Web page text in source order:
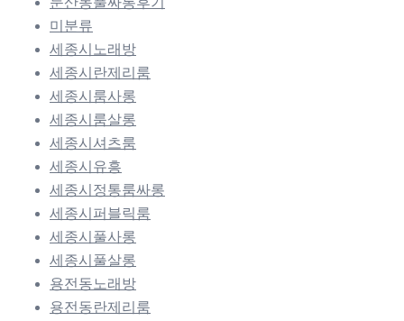
미분류
세종시노래방
세종시란제리룸
세종시룸사롱
세종시룸살롱
세종시셔츠룸
세종시유흥
세종시정통룸싸롱
세종시퍼블릭룸
세종시풀사롱
세종시풀살롱
용전동노래방
용전동란제리룸